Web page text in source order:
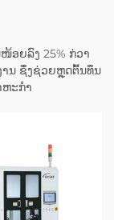
ອຍລົງ 25% ກ່ວາ
ານ ຊຶ່ງຊ່ວຍຫຼຸດຕົ້ນທຶນ
ຫະກຳ